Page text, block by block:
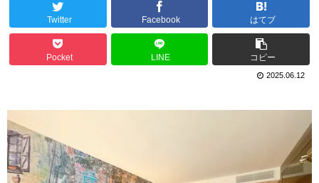
Twitter Facebook はてブ
Pocket LINE コピー
2025.06.12